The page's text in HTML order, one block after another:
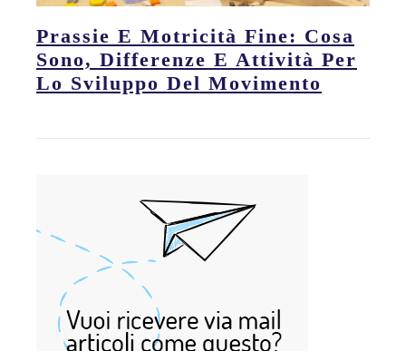
Prassie E Motricità Fine: Cosa
Sono, Differenze E Attività Per
Lo Sviluppo Del Movimento